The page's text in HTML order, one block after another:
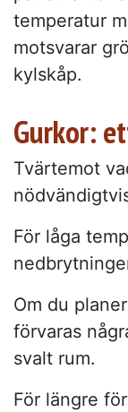
temperatur
motsvarar
kylskåp.
Gurkor:
Tvärtemot
För låga
Om du
förvaras
svalt rum.
För längre